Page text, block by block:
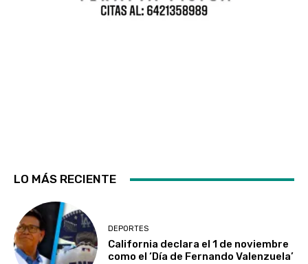
LO MÁS RECIENTE
DEPORTES
California declara el 1 de noviembre
como el ‘Día de Fernando Valenzuela’